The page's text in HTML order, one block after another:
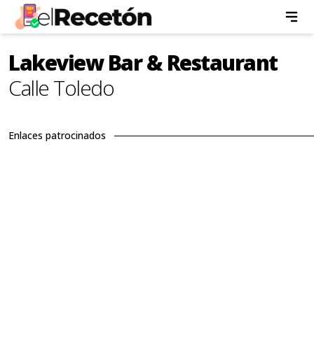
Lakeview Bar & Restaurant
Calle Toledo
Enlaces patrocinados